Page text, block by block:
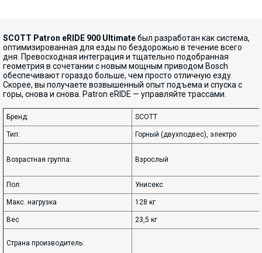
SCOTT Patron eRIDE 900 Ultimateбыл разработан как система,
оптимизированная для езды по бездорожью в течение всего
дня. Превосходная интеграция и тщательно подобранная
геометрия в сочетании с новым мощным приводом Bosch
обеспечивают гораздо больше, чем просто отличную езду.
Скорее, вы получаете возвышенный опыт подъема и спуска с
горы, снова и снова. Patron eRIDE — управляйте трассами.
Бренд: SCOTT
Тип: Горный (двухподвес), электро
Возрастная группа: Взрослый
Пол: Унисекс
Макс. нагрузка 128 кг
Вес 23,5 кг
Страна производитель: